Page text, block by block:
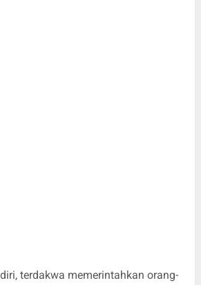
terdakwa memerintahkan orang-